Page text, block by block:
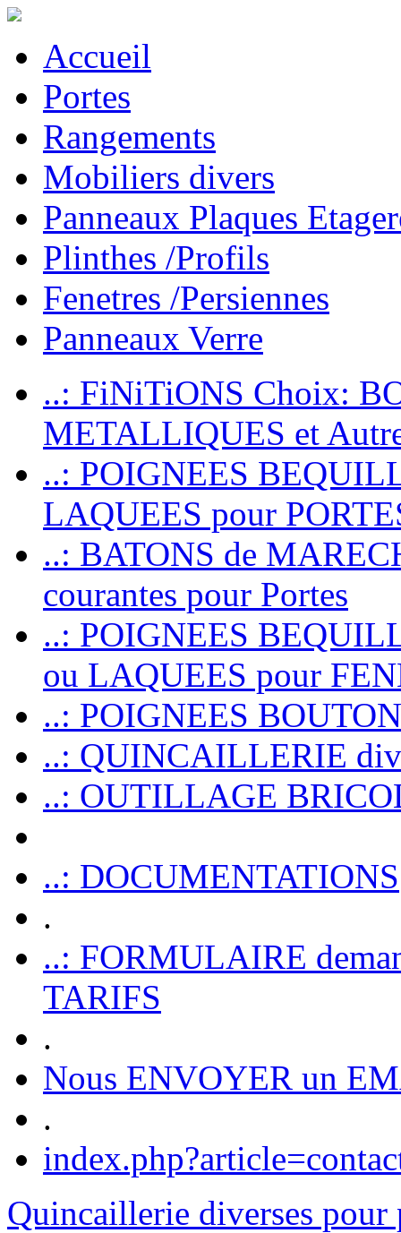
Accueil
Portes
Rangements
Mobiliers divers
Panneaux Plaques
Plinthes /Profils
Fenetres /Persiennes
Panneaux Verre
..: FiNiTiONS Choix:
METALLIQUES et
..: POIGNEES
LAQUEES pour
..: BATONS de
courantes pour Portes
..: POIGNEES
ou LAQUEES pour
..: POIGNEES
..: QUINCAILLERIE
..: OUTILLAGE
..: DOCUMENTATIONS
.
..: FORMULAIRE
TARIFS
.
Nous ENVOYER un
.
Quincaillerie diverses pour